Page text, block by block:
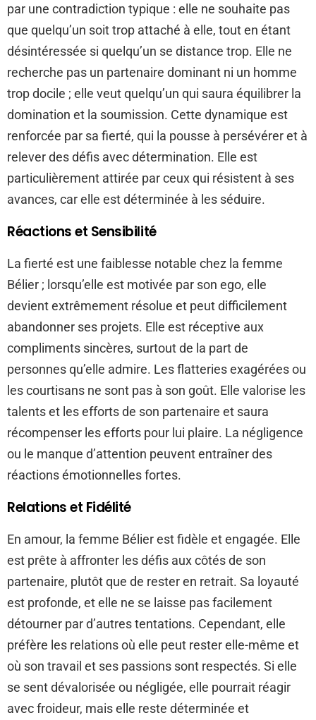
par une contradiction typique : elle ne souhaite pas
que quelqu’un soit trop attaché à elle, tout en étant
désintéressée si quelqu’un se distance trop. Elle ne
recherche pas un partenaire dominant ni un homme
trop docile ; elle veut quelqu’un qui saura équilibrer la
domination et la soumission. Cette dynamique est
renforcée par sa fierté, qui la pousse à persévérer et à
relever des défis avec détermination. Elle est
particulièrement attirée par ceux qui résistent à ses
avances, car elle est déterminée à les séduire.
Réactions et Sensibilité
La fierté est une faiblesse notable chez la femme
Bélier ; lorsqu’elle est motivée par son ego, elle
devient extrêmement résolue et peut difficilement
abandonner ses projets. Elle est réceptive aux
compliments sincères, surtout de la part de
personnes qu’elle admire. Les flatteries exagérées ou
les courtisans ne sont pas à son goût. Elle valorise les
talents et les efforts de son partenaire et saura
récompenser les efforts pour lui plaire. La négligence
ou le manque d’attention peuvent entraîner des
réactions émotionnelles fortes.
Relations et Fidélité
En amour, la femme Bélier est fidèle et engagée. Elle
est prête à affronter les défis aux côtés de son
partenaire, plutôt que de rester en retrait. Sa loyauté
est profonde, et elle ne se laisse pas facilement
détourner par d’autres tentations. Cependant, elle
préfère les relations où elle peut rester elle-même et
où son travail et ses passions sont respectés. Si elle
se sent dévalorisée ou négligée, elle pourrait réagir
avec froideur, mais elle reste déterminée et